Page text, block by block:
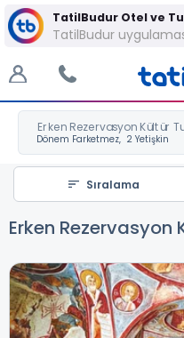
TatilBudur Otel ve
TatilBudur
Erken Rezervasyon Kültür
Sıralama
Erken Rezervasyon